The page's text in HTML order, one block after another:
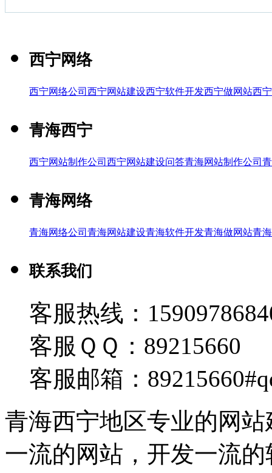
西宁网络
西宁网络公司 西宁网站建设西宁软件开发西宁做网站西
青海西宁
西宁网站制作公司 西宁网站建设问答青海网站制作公司
青海网络
青海网络公司 青海网站建设青海软件开发青海做网站青
联系我们
客服热线：
客服ＱＱ：89215660
客服邮箱：
青海西宁地区专业的网
一流的网站，开发一流的